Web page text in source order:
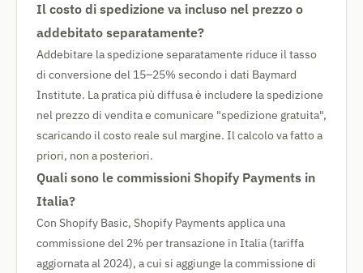
Il costo di spedizione va incluso nel prezzo o
addebitato separatamente?
Addebitare la spedizione separatamente riduce il tasso
di conversione del 15–25% secondo i dati Baymard
Institute. La pratica più diffusa è includere la spedizione
nel prezzo di vendita e comunicare "spedizione gratuita",
scaricando il costo reale sul margine. Il calcolo va fatto a
priori, non a posteriori.
Quali sono le commissioni Shopify Payments in
Italia?
Con Shopify Basic, Shopify Payments applica una
commissione del 2% per transazione in Italia (tariffa
aggiornata al 2024), a cui si aggiunge la commissione di